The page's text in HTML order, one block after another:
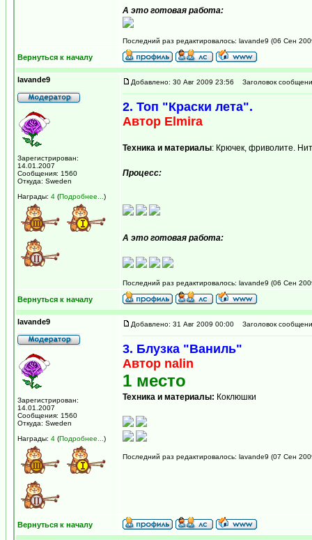
А это готовая работа:
Последний раз редактировалось: lavande9 (06 Сен
Вернуться к началу
lavande9
Зарегистрирован:
14.01.2007
Сообщения: 1560
Откуда: Sweden
Награды: 4 (Подробнее... )
Добавлено: 30 Авг 2009 23:56 Заголовок
2. Топ "Краски лета".
Автор Elmira
Техника и материалы: Крючек, фриволите.
Процесс:
А это готовая работа:
Последний раз редактировалось: lavande9 (06 Сен
Вернуться к началу
lavande9
Зарегистрирован:
14.01.2007
Сообщения: 1560
Откуда: Sweden
Награды: 4 (Подробнее... )
Добавлено: 31 Авг 2009 00:00 Заголовок
3. Блузка "Ваниль"
Автор nalin
1 место
Техника и материалы: Коклюшки
Последний раз редактировалось: lavande9 (07 Сен
Вернуться к началу